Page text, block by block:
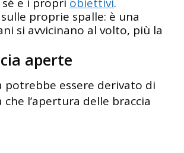
proprie spalle: è una
si avvicinano al volto, più la
aperte
potrebbe essere derivato di
l’apertura delle braccia